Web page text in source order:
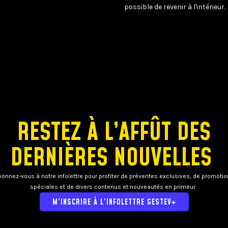
possible de revenir à l'intérieur.
RESTEZ À L’AFFÛT DES
DERNIÈRES NOUVELLES
vous à notre infolettre pour profiter de préventes exclusives, de
spéciales et de divers contenus et nouveautés en primeur.
M’INSCRIRE À L’INFOLETTRE GESTEV+